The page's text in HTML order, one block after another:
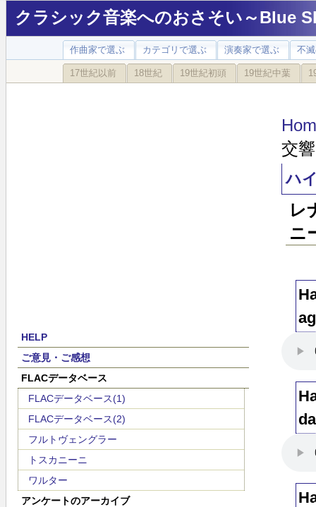
クラシック音楽へのおさそい～Blue
作曲家で選ぶ カテゴリで選ぶ 演奏家で選ぶ 不
17世紀以前 18世紀 19世紀初頭 19世紀中葉
HELP
ご意見・ご感想
FLACデータベース
FLACデータベース(1)
FLACデータベース(2)
フルトヴェングラー
トスカニーニ
ワルター
アンケートのアーカイブ
交
ハ
レ
ニ